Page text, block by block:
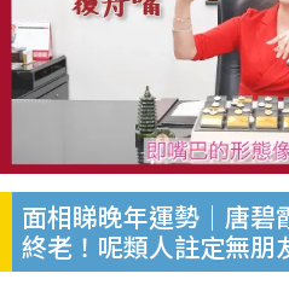
面相睇晚年運勢｜唐碧
終老！呢類人註定無朋